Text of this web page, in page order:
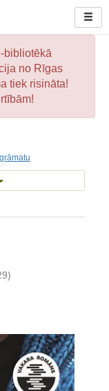
bibliotēkā
no Rīgas
tiek risināta!